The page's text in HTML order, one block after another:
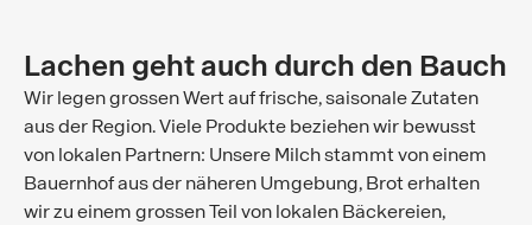
Lachen geht auch durch den Bauch
Wir legen grossen Wert auf frische, saisonale Zutaten
aus der Region. Viele Produkte beziehen wir bewusst
von lokalen Partnern: Unsere Milch stammt von einem
Bauernhof aus der näheren Umgebung, Brot erhalten
wir zu einem grossen Teil von lokalen Bäckereien,